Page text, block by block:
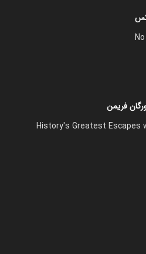
فریمن
History's Greatest Escapes